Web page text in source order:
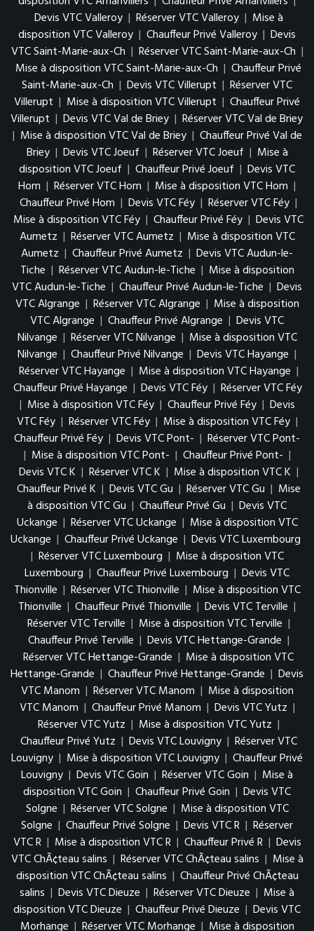
Devis VTC Valleroy | Réserver VTC Valleroy | Mise à
disposition VTC Valleroy | Chauffeur Privé Valleroy | Devis
VTC Saint-Marie-aux-Ch | Réserver VTC Saint-Marie-aux-Ch |
Mise à disposition VTC Saint-Marie-aux-Ch | Chauffeur Privé
Saint-Marie-aux-Ch | Devis VTC Villerupt | Réserver VTC
Villerupt | Mise à disposition VTC Villerupt | Chauffeur Privé
Villerupt | Devis VTC Val de Briey | Réserver VTC Val de Briey
| Mise à disposition VTC Val de Briey | Chauffeur Privé Val de
Briey | Devis VTC Joeuf | Réserver VTC Joeuf | Mise à
disposition VTC Joeuf | Chauffeur Privé Joeuf | Devis VTC
Hom | Réserver VTC Hom | Mise à disposition VTC Hom |
Chauffeur Privé Hom | Devis VTC Féy | Réserver VTC Féy |
Mise à disposition VTC Féy | Chauffeur Privé Féy | Devis VTC
Aumetz | Réserver VTC Aumetz | Mise à disposition VTC
Aumetz | Chauffeur Privé Aumetz | Devis VTC Audun-le-
Tiche | Réserver VTC Audun-le-Tiche | Mise à disposition
VTC Audun-le-Tiche | Chauffeur Privé Audun-le-Tiche | Devis
VTC Algrange | Réserver VTC Algrange | Mise à disposition
VTC Algrange | Chauffeur Privé Algrange | Devis VTC
Nilvange | Réserver VTC Nilvange | Mise à disposition VTC
Nilvange | Chauffeur Privé Nilvange | Devis VTC Hayange |
Réserver VTC Hayange | Mise à disposition VTC Hayange |
Chauffeur Privé Hayange | Devis VTC Féy | Réserver VTC Féy
| Mise à disposition VTC Féy | Chauffeur Privé Féy | Devis
VTC Féy | Réserver VTC Féy | Mise à disposition VTC Féy |
Chauffeur Privé Féy | Devis VTC Pont- | Réserver VTC Pont-
| Mise à disposition VTC Pont- | Chauffeur Privé Pont- |
Devis VTC K | Réserver VTC K | Mise à disposition VTC K |
Chauffeur Privé K | Devis VTC Gu | Réserver VTC Gu | Mise
à disposition VTC Gu | Chauffeur Privé Gu | Devis VTC
Uckange | Réserver VTC Uckange | Mise à disposition VTC
Uckange | Chauffeur Privé Uckange | Devis VTC Luxembourg
| Réserver VTC Luxembourg | Mise à disposition VTC
Luxembourg | Chauffeur Privé Luxembourg | Devis VTC
Thionville | Réserver VTC Thionville | Mise à disposition VTC
Thionville | Chauffeur Privé Thionville | Devis VTC Terville |
Réserver VTC Terville | Mise à disposition VTC Terville |
Chauffeur Privé Terville | Devis VTC Hettange-Grande |
Réserver VTC Hettange-Grande | Mise à disposition VTC
Hettange-Grande | Chauffeur Privé Hettange-Grande | Devis
VTC Manom | Réserver VTC Manom | Mise à disposition
VTC Manom | Chauffeur Privé Manom | Devis VTC Yutz |
Réserver VTC Yutz | Mise à disposition VTC Yutz |
Chauffeur Privé Yutz | Devis VTC Louvigny | Réserver VTC
Louvigny | Mise à disposition VTC Louvigny | Chauffeur Privé
Louvigny | Devis VTC Goin | Réserver VTC Goin | Mise à
disposition VTC Goin | Chauffeur Privé Goin | Devis VTC
Solgne | Réserver VTC Solgne | Mise à disposition VTC
Solgne | Chauffeur Privé Solgne | Devis VTC R | Réserver
VTC R | Mise à disposition VTC R | Chauffeur Privé R | Devis
VTC ChÃ¢teau salins | Réserver VTC ChÃ¢teau salins | Mise à
disposition VTC ChÃ¢teau salins | Chauffeur Privé ChÃ¢teau
salins | Devis VTC Dieuze | Réserver VTC Dieuze | Mise à
disposition VTC Dieuze | Chauffeur Privé Dieuze | Devis VTC
Morhange | Réserver VTC Morhange | Mise à disposition